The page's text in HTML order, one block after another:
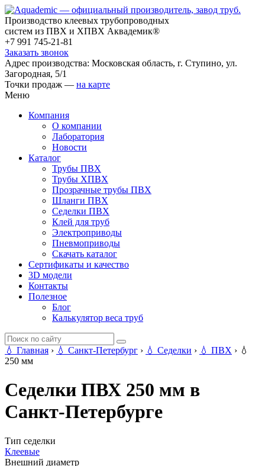
Производство клеевых трубопроводных
систем из ПВХ и ХПВХ Аквадемик®
+7 991 745-21-81
Заказать звонок
Адрес производства: Московская область, г. Ступино, ул.
Загородная, 5/1
Точки продаж — на карте
Меню
Компания
О компании
Лаборатория
Новости
Каталог
Трубы ПВХ
Трубы ХПВХ
Прозрачные трубы ПВХ
Шланги ПВХ
Седелки ПВХ
Клей для труб
Электроприводы
Пневмоприводы
Скачать каталог
Сертификаты и качество
3D модели
Контакты
Полезное
Блог
Калькулятор веса труб
💧 Главная › 💧 Санкт-Петербург › 💧 Седелки › 💧 ПВХ › 💧
250 мм
Седелки ПВХ 250 мм в
Санкт-Петербурге
Тип седелки
Клеевые
Внешний диаметр